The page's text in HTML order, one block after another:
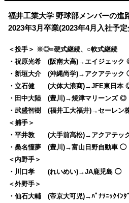
福井工業大学 野球部メンバーの進
2023年3月卒業(2023年4月入社予定
＜投手＞ ※◎=硬式継続、○軟式継続
・祝原光希 (阪南大高)→エイジェック
・新垣大介 (沖縄尚学)→アクアテック
・立石健 (大体大浪商)→JFE東日本
・田中大陸 (豊川)→焼津マリーンズ ◎
・武盛智樹 (福井工大福井)→セーレン
＜捕手＞
・平井敦 (大手前高松)→アクアテッ
・桑名憧夢 (豊川)→富山日野自動車 ◯
＜内野手＞
・川口孝 (れいめい)→JA鹿児島 ◯
＜外野手＞
・仙石大輔 (帝京大可児)→ﾊﾟﾅｿﾆｯｸｲﾝ